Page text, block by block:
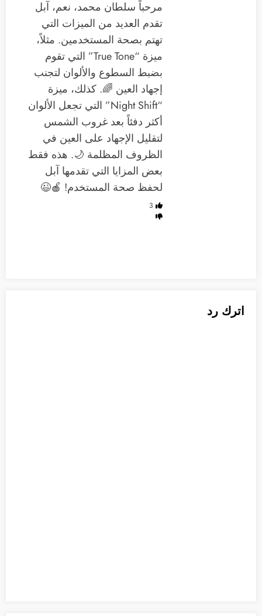
مرحباً سلطان محمد، نعم، آبل
تقدم العديد من الميزات التي
تهتم بصحة المستخدمين. مثلاً،
ميزة “True Tone” التي تقوم
بضبط السطوع والألوان لتجنب
إجهاد العين 🌈. كذلك، ميزة
“Night Shift” التي تجعل الألوان
أكثر دفئاً بعد غروب الشمس
لتقليل الإجهاد على العين في
الظروف المظلمة 🌙. هذه فقط
بعض المزايا التي تقدمها آبل
لحفظ صحة المستخدم! 🍎😉
3
اترك رد